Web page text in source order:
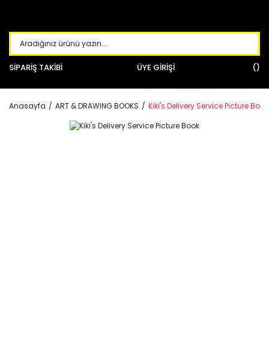
SİPARİŞ TAKİBİ ÜYE GİRİŞİ
Anasayfa ART & DRAWING BOOKS Kiki's Delivery Service Picture Book